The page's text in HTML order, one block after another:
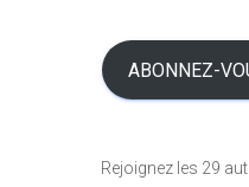
s
s
-
ABONNEZ-
Rejoignez les 29